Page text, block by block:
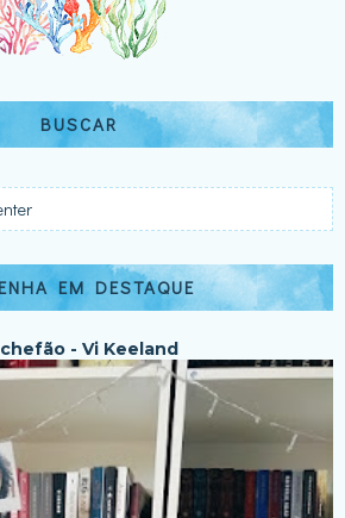
BUSCAR
EM DESTAQUE
- Vi Keeland